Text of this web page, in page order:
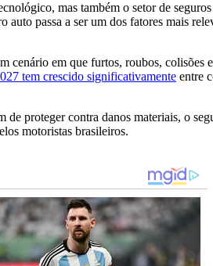
mas também o setor de
passa a ser um dos fatores mais
cenário em que furtos, roubos, colisões
tem crescido significativamente entre
proteger contra danos materiais, o
motoristas brasileiros.